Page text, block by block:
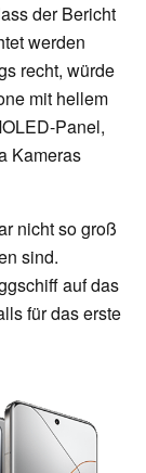
der Bericht
werden
recht, würde
mit hellem
Panel,
Kameras
nicht so groß
sind.
auf das
für das erste